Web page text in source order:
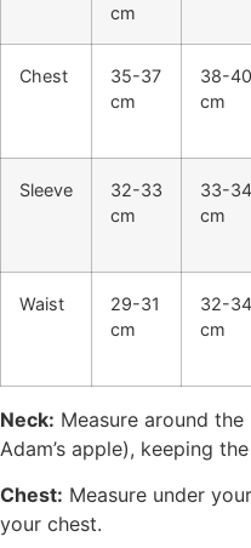
cm
Chest
35-37
cm
38-40
cm
Sleeve
32-33
cm
33-34
cm
Waist
29-31
cm
32-34
cm
Neck: Measure around
Adam’s apple), keeping
Chest: Measure under
your chest.